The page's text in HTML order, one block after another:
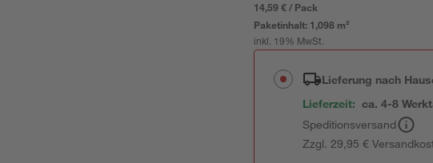
14,59 € / Pack
Paketinhalt: 1,098 m²
inkl. 19% MwSt.
Lieferung nach
Lieferzeit: ca. 4-8
Speditionsversand
Zzgl. 29,95 €